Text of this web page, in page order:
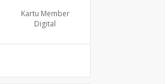
Kartu Member
Digital